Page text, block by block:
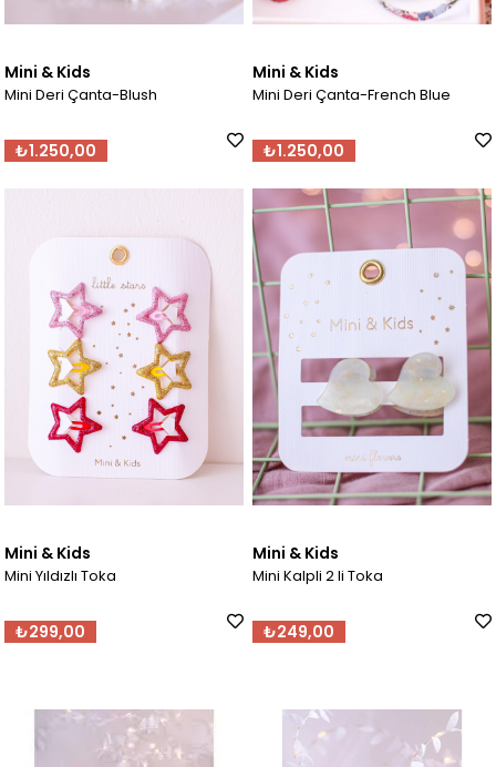
Mini & Kids
Mini Deri Çanta-Blush
₺1.250,00
Mini & Kids
Mini Deri Çanta-French Blue
₺1.250,00
Mini & Kids
Mini Yıldızlı Toka
₺299,00
Mini & Kids
Mini Kalpli 2 li Toka
₺249,00